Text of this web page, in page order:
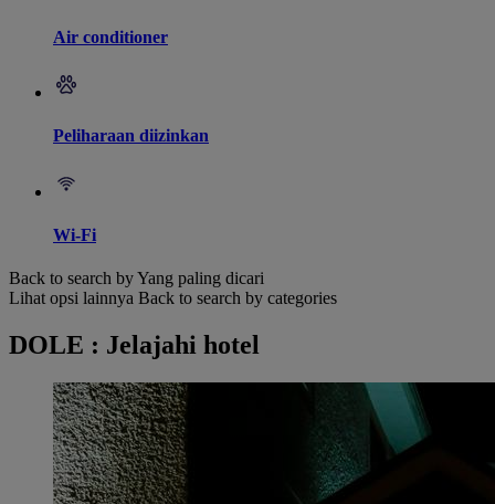
Air conditioner
Peliharaan diizinkan
Wi-Fi
Back to search by Yang paling dicari
Lihat opsi lainnya Back to search by categories
DOLE : Jelajahi hotel